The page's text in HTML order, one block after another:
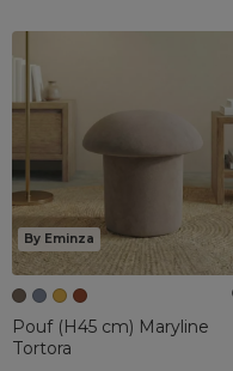
By Eminza
Pouf (H45 cm) Maryline
Tortora